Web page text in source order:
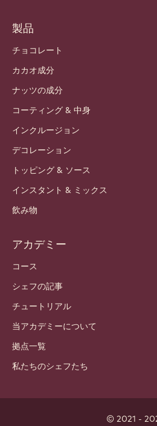
製品
チョコレート
カカオ成分
ナッツの成分
コーティング & 中身
インクルージョン
デコレーション
トッピング & ソース
インスタント & ミックス
飲み物
アカデミー
コース
シェフの記事
チュートリアル
当アカデミーについて
拠点一覧
私たちのシェフたち
© 2021 -